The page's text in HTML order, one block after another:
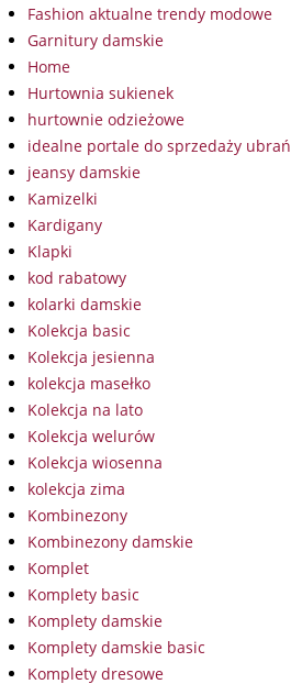
Fashion aktualne trendy modowe
Garnitury damskie
Home
Hurtownia sukienek
hurtownie odzieżowe
idealne portale do sprzedaży ubrań
jeansy damskie
Kamizelki
Kardigany
Klapki
kod rabatowy
kolarki damskie
Kolekcja basic
Kolekcja jesienna
kolekcja masełko
Kolekcja na lato
Kolekcja welurów
Kolekcja wiosenna
kolekcja zima
Kombinezony
Kombinezony damskie
Komplet
Komplety basic
Komplety damskie
Komplety damskie basic
Komplety dresowe